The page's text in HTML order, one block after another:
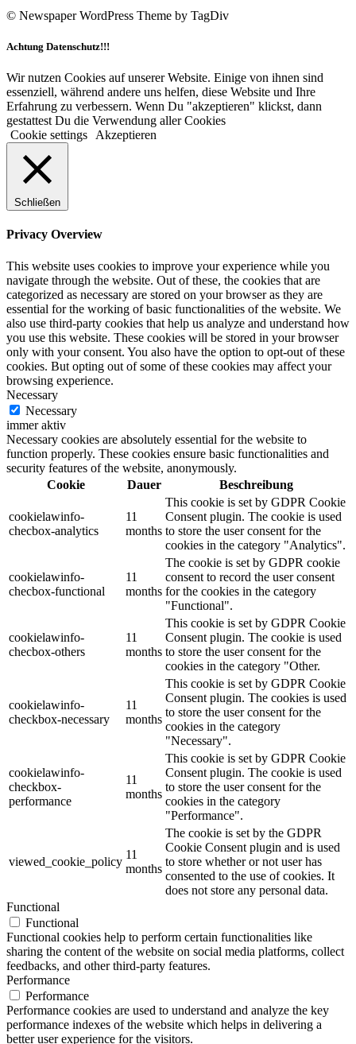
© Newspaper WordPress Theme by TagDiv
Achtung Datenschutz!!!
Wir nutzen Cookies auf unserer Website. Einige von ihnen sind
essenziell, während andere uns helfen, diese Website und Ihre
Erfahrung zu verbessern. Wenn Du "akzeptieren" klickst, dann
gestattest Du die Verwendung aller Cookies
Cookie settings
Akzeptieren
Schließen
Privacy Overview
This website uses cookies to improve your experience while you
navigate through the website. Out of these, the cookies that are
categorized as necessary are stored on your browser as they are
essential for the working of basic functionalities of the website. We
also use third-party cookies that help us analyze and understand how
you use this website. These cookies will be stored in your browser
only with your consent. You also have the option to opt-out of these
cookies. But opting out of some of these cookies may affect your
browsing experience.
Necessary
Necessary
immer aktiv
Necessary cookies are absolutely essential for the website to
function properly. These cookies ensure basic functionalities and
security features of the website, anonymously.
Cookie
Dauer Beschreibung
cookielawinfo-
checbox-analytics
11
months
This cookie is set by GDPR Cookie
Consent plugin. The cookie is used
to store the user consent for the
cookies in the category "Analytics".
cookielawinfo-
checbox-functional
11
months
The cookie is set by GDPR cookie
consent to record the user consent
for the cookies in the category
"Functional".
cookielawinfo-
checbox-others
11
months
This cookie is set by GDPR Cookie
Consent plugin. The cookie is used
to store the user consent for the
cookies in the category "Other.
cookielawinfo-
checkbox-necessary
11
months
This cookie is set by GDPR Cookie
Consent plugin. The cookies is used
to store the user consent for the
cookies in the category
"Necessary".
cookielawinfo-
checkbox-
performance
11
months
This cookie is set by GDPR Cookie
Consent plugin. The cookie is used
to store the user consent for the
cookies in the category
"Performance".
viewed_cookie_policy
11
months
The cookie is set by the GDPR
Cookie Consent plugin and is used
to store whether or not user has
consented to the use of cookies. It
does not store any personal data.
Functional
Functional
Functional cookies help to perform certain functionalities like
sharing the content of the website on social media platforms, collect
feedbacks, and other third-party features.
Performance
Performance
Performance cookies are used to understand and analyze the key
performance indexes of the website which helps in delivering a
better user experience for the visitors.